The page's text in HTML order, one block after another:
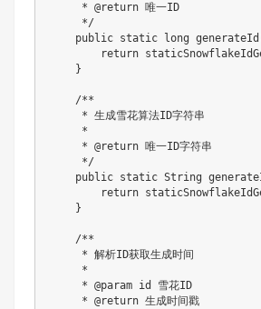
     * @return 唯一ID
     */
public static long
return
    }
    /**
     * 生成雪花算法ID字符串
     *
     * @return 唯一ID字符串
     */
public static String
return
    }
    /**
     * 解析ID获取生成时间
     *
     * @param id 雪花ID
     * @return 生成时间戳